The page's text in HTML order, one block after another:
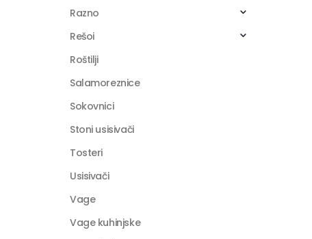
Razno
Rešoi
Roštilji
Salamoreznice
Sokovnici
Stoni usisivači
Tosteri
Usisivači
Vage
Vage kuhinjske